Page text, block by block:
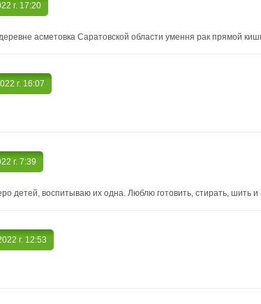
г. 17:20
асметовка Саратовской области умення рак прямой
г. 16:07
г. 7:39
детей, воспитываю их одна. Люблю готовить, стирать, шить и
г. 12:53